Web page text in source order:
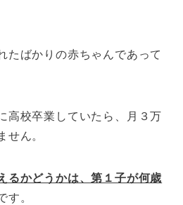
たばかりの赤ちゃんであって
高校卒業していたら、月３万
せん。
るかどうかは、第１子が何歳
す。